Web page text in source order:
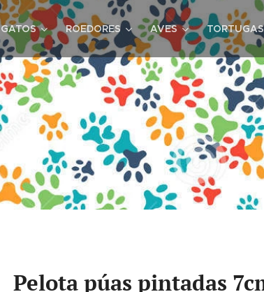
GATOS ROEDORES AVES TORTUGAS
Pelota púas pintadas